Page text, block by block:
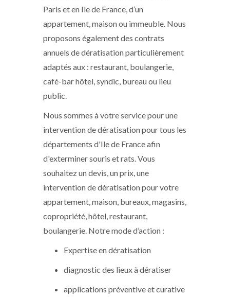
Paris et en Ile de France, d’un
appartement, maison ou immeuble. Nous
proposons également des contrats
annuels de dératisation particulièrement
adaptés aux : restaurant, boulangerie,
café-bar hôtel, syndic, bureau ou lieu
public.
Nous sommes à votre service pour une
intervention de dératisation pour tous les
départements d'Ile de France afin
d'exterminer souris et rats. Vous
souhaitez un devis, un prix, une
intervention de dératisation pour votre
appartement, maison, bureaux, magasins,
copropriété, hôtel, restaurant,
boulangerie. Notre mode d’action :
Expertise en dératisation
diagnostic des lieux à dératiser
applications préventive et curative